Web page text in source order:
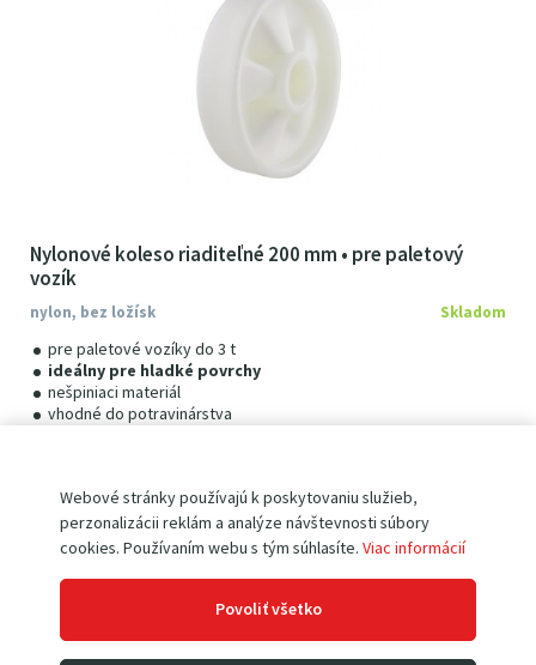
Webové stránky používajú k poskytovaniu služieb,
perzonalizácii reklám a analýze návštevnosti súbory
cookies. Používaním webu s tým súhlasíte. Viac informácií
Povoliť všetko
Nylonové koleso riaditeľné 200 mm • pre paletový
vozík
nylon, bez ložísk
pre paletové vozíky do 3 t
ideálny pre hladké povrchy
nešpiniaci materiál
vhodné do potravinárstva
Skladom
0€
05 €s DPH